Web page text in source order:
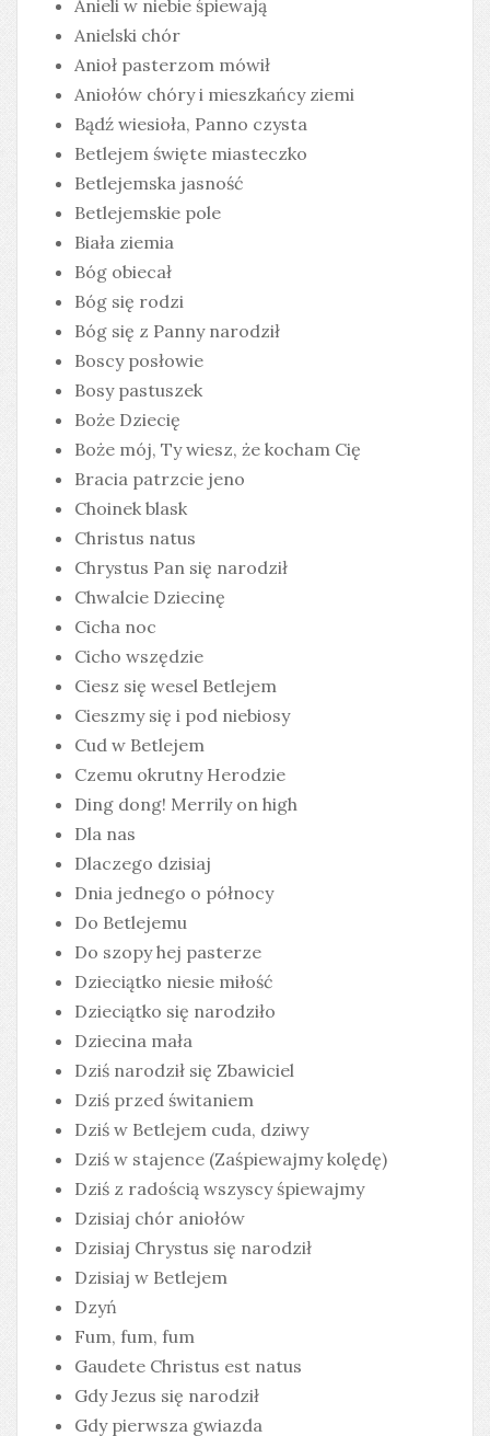
Anieli w niebie śpiewają
Anielski chór
Anioł pasterzom mówił
Aniołów chóry i mieszkańcy ziemi
Bądź wiesioła, Panno czysta
Betlejem święte miasteczko
Betlejemska jasność
Betlejemskie pole
Biała ziemia
Bóg obiecał
Bóg się rodzi
Bóg się z Panny narodził
Boscy posłowie
Bosy pastuszek
Boże Dziecię
Boże mój, Ty wiesz, że kocham Cię
Bracia patrzcie jeno
Choinek blask
Christus natus
Chrystus Pan się narodził
Chwalcie Dziecinę
Cicha noc
Cicho wszędzie
Ciesz się wesel Betlejem
Cieszmy się i pod niebiosy
Cud w Betlejem
Czemu okrutny Herodzie
Ding dong! Merrily on high
Dla nas
Dlaczego dzisiaj
Dnia jednego o północy
Do Betlejemu
Do szopy hej pasterze
Dzieciątko niesie miłość
Dzieciątko się narodziło
Dziecina mała
Dziś narodził się Zbawiciel
Dziś przed świtaniem
Dziś w Betlejem cuda, dziwy
Dziś w stajence (Zaśpiewajmy kolędę)
Dziś z radością wszyscy śpiewajmy
Dzisiaj chór aniołów
Dzisiaj Chrystus się narodził
Dzisiaj w Betlejem
Dzyń
Fum, fum, fum
Gaudete Christus est natus
Gdy Jezus się narodził
Gdy pierwsza gwiazda